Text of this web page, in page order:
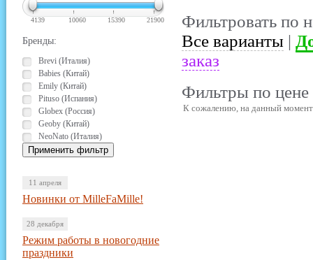
Фильтровать по
Все варианты |
заказ
Фильтры по цене
4139 10060 15390 21900
Бренды:
Brevi (Италия)
Babies (Китай)
Emily (Китай)
Pituso (Испания)
Globex (Россия)
Geoby (Китай)
NeoNato (Италия)
11 апреля
Новинки от MilleFaMille!
28 декабря
Режим работы в новогодние
праздники
К сожалению, на данный момент